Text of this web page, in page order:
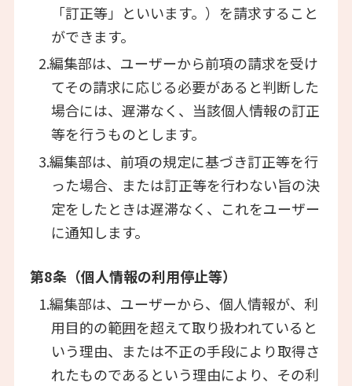
「訂正等」といいます。）を請求すること
ができます。
2.編集部は、ユーザーから前項の請求を受け
てその請求に応じる必要があると判断した
場合には、遅滞なく、当該個人情報の訂正
等を行うものとします。
3.編集部は、前項の規定に基づき訂正等を行
った場合、または訂正等を行わない旨の決
定をしたときは遅滞なく、これをユーザー
に通知します。
第8条（個人情報の利用停止等）
1.編集部は、ユーザーから、個人情報が、利
用目的の範囲を超えて取り扱われていると
いう理由、または不正の手段により取得さ
れたものであるという理由により、その利